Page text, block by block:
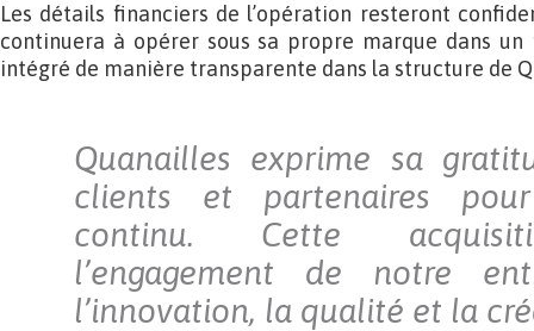
Les détails financiers de l’opération resteront
continuera à opérer sous sa propre marque dans un
intégré de manière transparente dans la structure de
Quanailles exprime sa
clients et partenaires
continu. Cette
l’engagement de notre
l’innovation, la qualité et la